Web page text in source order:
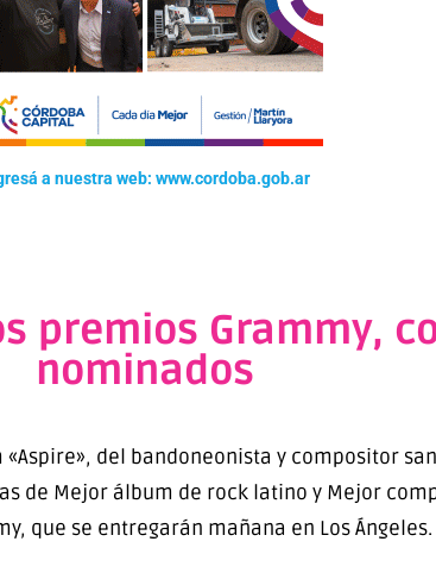
a nuestra web: www.cordoba.gob.ar
premios Grammy,
nominados
del bandoneonista y compositor
de Mejor álbum de rock latino y Mejor
que se entregarán mañana en Los Ángeles.